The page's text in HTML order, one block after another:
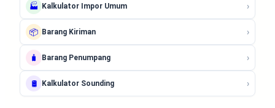
🏭 Kalkulator Impor Umum ›
📦 Barang Kiriman ›
🧳 Barang Penumpang ›
🛢️ Kalkulator Sounding ›